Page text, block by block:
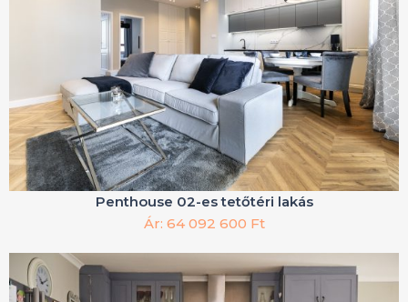
Penthouse 02-es tetőtéri lakás
Ár: 64 092 600 Ft